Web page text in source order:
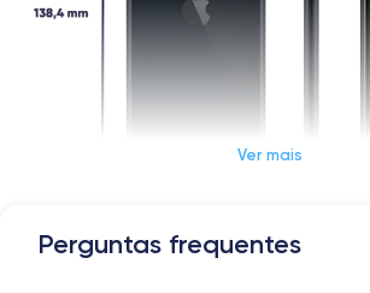
Dimensions et poids iPhone SE
Ver mais
Perguntas frequentes